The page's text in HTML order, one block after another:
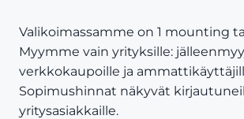
Valikoimassamme on 1 mounting
Myymme vain yrityksille:
verkkokaupoille ja
Sopimushinnat näkyvät
yritysasiakkaille.